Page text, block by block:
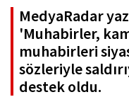
MedyaRadar
'Muhabirler,
muhabirleri
sözleriyle
destek oldu.